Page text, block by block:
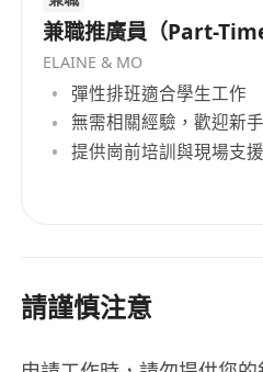
兼職推廣員（Part-
ELAINE & MO
彈性排班適合學生工作
無需相關經驗，歡迎新
提供崗前培訓與現場支援
請謹慎注意